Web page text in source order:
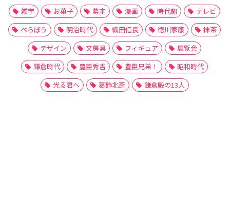
雑学
お菓子 幕末 漫画 時代劇
テレビ
べらぼう
明治時代 織田信長 徳川家康
抹茶
デザイン
文房具 フィギュア
展覧会
鎌倉時代
豊臣秀吉 豊臣兄弟！
昭和時代
光る君へ
葛飾北斎 鎌倉殿の13人